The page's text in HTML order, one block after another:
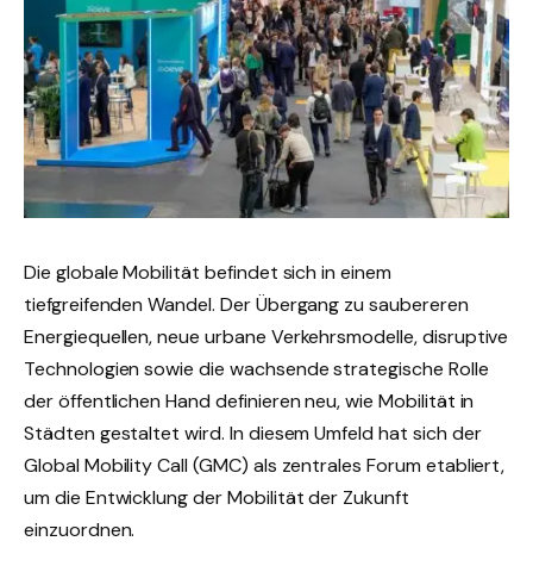
Die globale Mobilität befindet sich in einem
tiefgreifenden Wandel. Der Übergang zu saubereren
Energiequellen, neue urbane Verkehrsmodelle, disruptive
Technologien sowie die wachsende strategische Rolle
der öffentlichen Hand definieren neu, wie Mobilität in
Städten gestaltet wird. In diesem Umfeld hat sich der
Global Mobility Call (GMC) als zentrales Forum etabliert,
um die Entwicklung der Mobilität der Zukunft
einzuordnen.